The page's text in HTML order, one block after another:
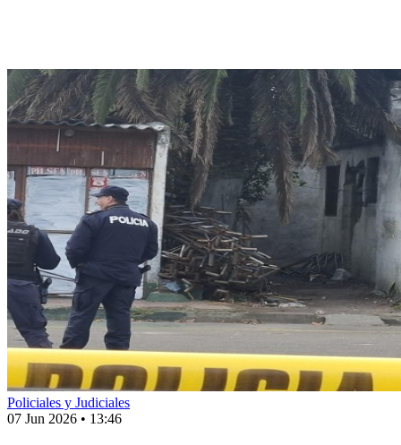
Policiales y Judiciales
07 Jun 2026 • 13:46